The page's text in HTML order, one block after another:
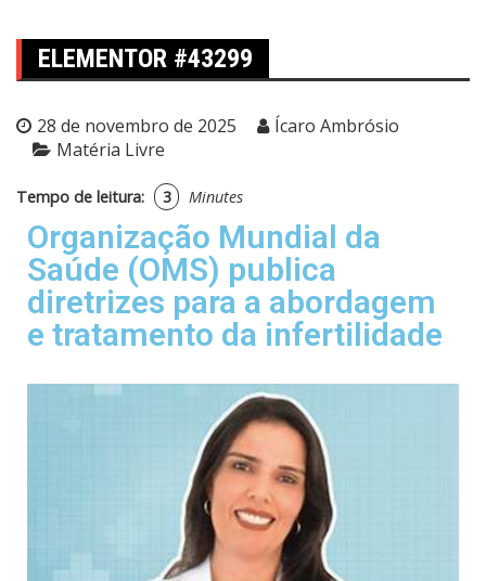
ELEMENTOR #43299
28 de novembro de 2025
Ícaro Ambrósio
Matéria Livre
Tempo de leitura: 3 Minutes
Organização Mundial da
Saúde (OMS) publica
diretrizes para a abordagem
e tratamento da infertilidade